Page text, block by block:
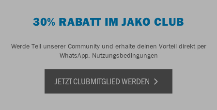
30% RABATT IM JAKO CLUB
Werde Teil unserer Community und erhalte deinen Vorteil direkt per
WhatsApp. Nutzungsbedingungen
JETZT CLUBMITGLIED WERDEN